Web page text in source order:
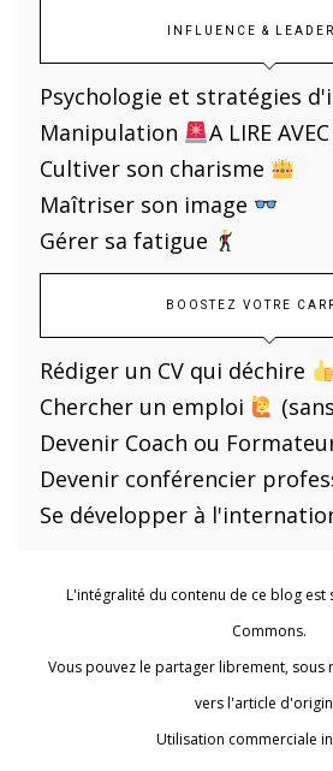
INFLUENCE &
Psychologie et stratégies
Manipulation
A LIRE
Cultiver son charisme
Maîtriser son image
Gérer sa fatigue
BOOSTEZ VOTRE
Rédiger un CV qui déchire
Chercher un emploi
Devenir Coach ou
Devenir conférencier
Se développer à
L'intégralité du contenu de ce blog est
Commons.
Vous pouvez le partager librement, sous
vers l'article
Utilisation commerciale